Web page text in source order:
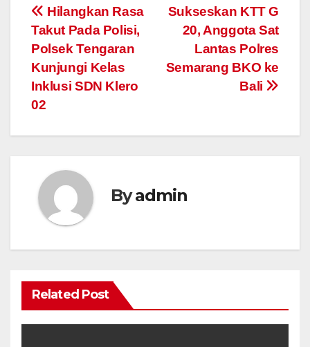
Post
navigation
Sukseskan KTT G
20, Anggota Sat
Lantas Polres
Semarang BKO ke
Bali
Hilangkan Rasa
Takut Pada Polisi,
Polsek Tengaran
Kunjungi Kelas
Inklusi SDN Klero
02
Byadmin
Related Post